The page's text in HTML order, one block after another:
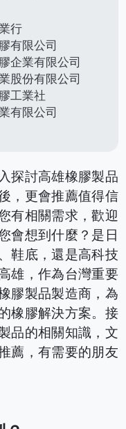
行
有限公司
企業有限公司
股份有限公司
工業社
有限公司
探討高雄橡膠製品
，更會推薦值得信
有相關需求，歡迎
會想到什麼？是日
鞋底，還是高科技
雄，作為台灣重要
膠製品製造商，為
橡膠解決方案。接
品的相關知識，文
薦，有需要的朋友